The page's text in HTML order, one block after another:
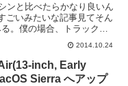
ンと比べたらかなり良いん
ごいみたいな記事見てそん
。僕の場合、トラックパ
2014.10.24
inch, Early
Sierra へアップ